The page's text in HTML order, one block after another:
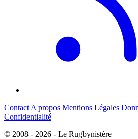
Contact A propos Mentions Légales
Confidentialité
© 2008 - 2026 - Le Rugbynistère